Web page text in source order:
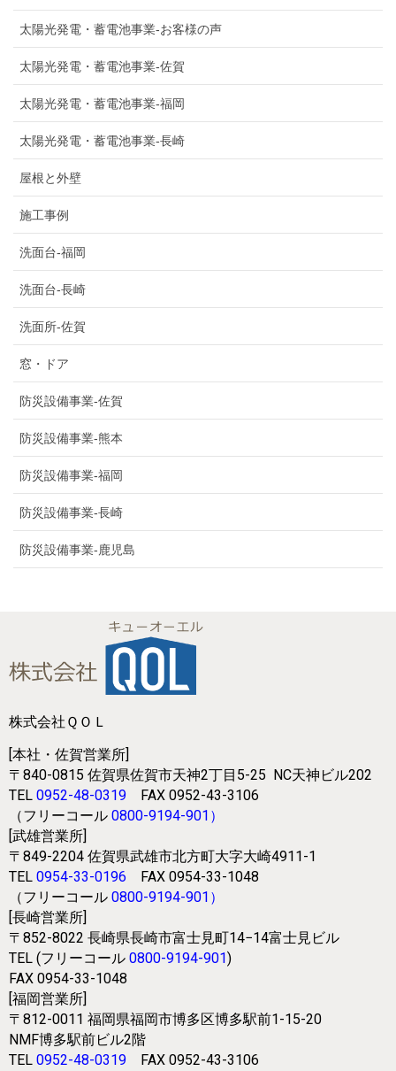
太陽光発電・蓄電池事業-お客様の声
太陽光発電・蓄電池事業-佐賀
太陽光発電・蓄電池事業-福岡
太陽光発電・蓄電池事業-長崎
屋根と外壁
施工事例
洗面台-福岡
洗面台-長崎
洗面所-佐賀
窓・ドア
防災設備事業-佐賀
防災設備事業-熊本
防災設備事業-福岡
防災設備事業-長崎
防災設備事業-鹿児島
株式会社ＱＯＬ
[本社・佐賀営業所]
〒840-0815 佐賀県佐賀市天神2丁目5-25
NC天神ビル202
TEL 0952-48-0319
FAX 0952-43-3106
（フリーコール 0800-9194-901 ）
[武雄営業所]
〒849-2204 佐賀県武雄市北方町大字大崎4911-1
TEL 0954-33-0196
FAX 0954-33-1048
（フリーコール 0800-9194-901 ）
[長崎営業所]
〒852-8022 長崎県長崎市富士見町14−14富士見ビル
TEL (フリーコール 0800-9194-901)
FAX 0954-33-1048
[福岡営業所]
〒812-0011 福岡県福岡市博多区博多駅前1-15-20
NMF博多駅前ビル2階
TEL 0952-48-0319 FAX 0952-43-3106